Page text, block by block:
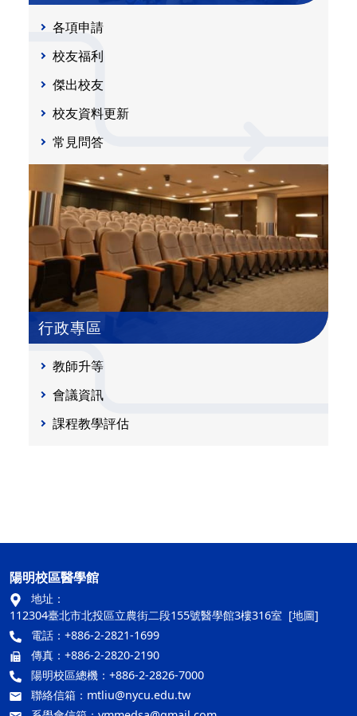
各項申請
校友福利
傑出校友
校友資料更新
常見問答
行政專區
教師升等
會議資訊
課程教學評估
陽明校區醫學館
地址：
112304臺北市北投區立農街二段155號醫學館3樓316室 [地圖]
電話：+886-2-2821-1699
傳真：+886-2-2820-2190
陽明校區總機：+886-2-2826-7000
聯絡信箱： mtliu@nycu.edu.tw